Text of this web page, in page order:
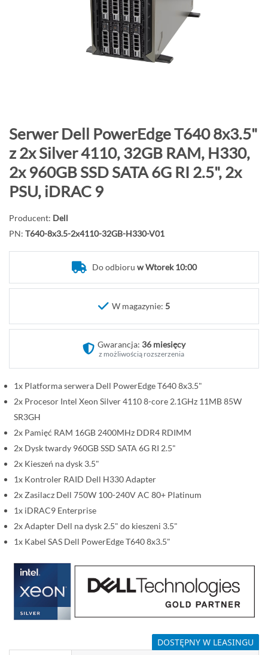
e
r
i
i
P
z
e
j
ź
n
c
t
Serwer Dell PowerEdge T640 8x3.5"
z 2x Silver 4110, 32GB RAM, H330,
2x 960GB SSD SATA 6G RI 2.5", 2x
PSU, iDRAC 9
Producent: Dell
PN: T640-8x3.5-2x4110-32GB-H330-V01
Do odbioru w Wtorek 10:00
W magazynie: 5
Gwarancja: 36 miesięcy
z możliwością rozszerzenia
1x Platforma serwera Dell PowerEdge T640 8x3.5"
2x Procesor Intel Xeon Silver 4110 8-core 2.1GHz 11MB 85W
SR3GH
2x Pamięć RAM 16GB 2400MHz DDR4 RDIMM
2x Dysk twardy 960GB SSD SATA 6G RI 2.5"
2x Kieszeń na dysk 3.5"
1x Kontroler RAID Dell H330 Adapter
2x Zasilacz Dell 750W 100-240V AC 80+ Platinum
1x iDRAC9 Enterprise
2x Adapter Dell na dysk 2.5" do kieszeni 3.5"
1x Kabel SAS Dell PowerEdge T640 8x3.5"
DOSTĘPNY W LEASINGU